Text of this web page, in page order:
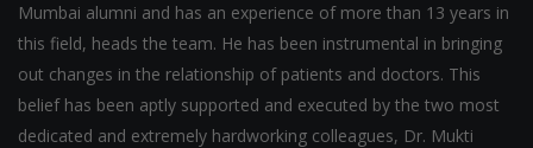
Mumbai alumni and has an experience of more than 13 years in
this field, heads the team. He has been instrumental in bringing
out changes in the relationship of patients and doctors. This
belief has been aptly supported and executed by the two most
dedicated and extremely hardworking colleagues, Dr. Mukti